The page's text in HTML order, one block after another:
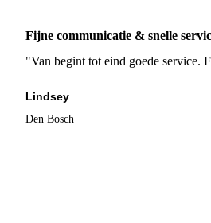
Fijne communicatie & snelle
"Van begint tot eind goede service.
Lindsey
Den Bosch